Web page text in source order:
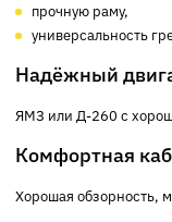
прочную раму,
универсальность
Надёжный
ЯМЗ или Д-260 с
Комфортная
Хорошая обзорность,